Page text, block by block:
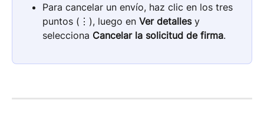
Para cancelar un envío, haz clic en los tres
puntos (⋮), luego en Ver detalles y
selecciona Cancelar la solicitud de firma.